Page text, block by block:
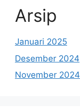
Arsip
Januari 2025
Desember 2024
November 2024